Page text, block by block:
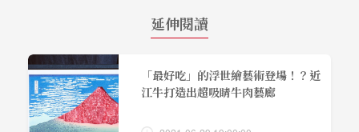
延伸閱讀
「最好吃」的浮世繪藝術登場！？近
江牛打造出超吸睛牛肉藝廊